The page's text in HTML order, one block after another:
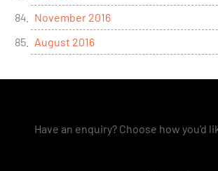
November 2016
August 2016
Have an enquiry? Choose how you'd